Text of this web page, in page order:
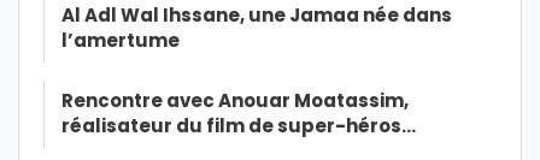
Al Adl Wal Ihssane, une Jamaa née dans
l’amertume
Rencontre avec Anouar Moatassim,
réalisateur du film de super-héros…